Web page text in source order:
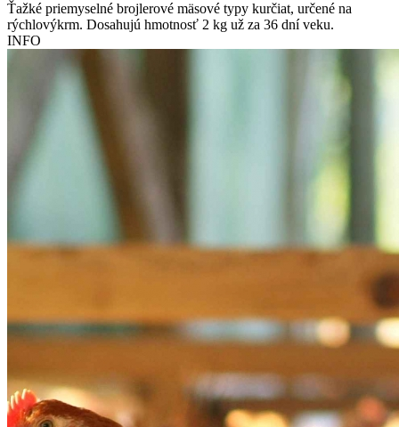
Ťažké priemyselné brojlerové mäsové typy kurčiat, určené na
rýchlovýkrm. Dosahujú hmotnosť 2 kg už za 36 dní veku.
INFO